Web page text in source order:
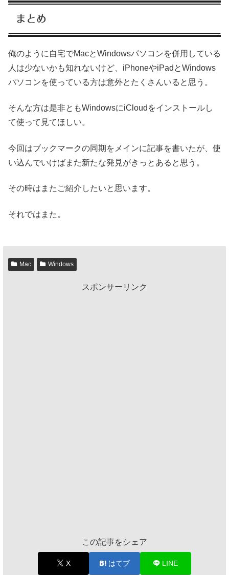
まとめ
俺のように自宅でMacとWindowsパソコンを併用している
人は少ないかも知れないけど、iPhoneやiPadとWindows
パソコンを使っている方は意外とたくさんいると思う。
そんな方は是非ともWindowsにiCloudをインストールし
て使って見てほしい。
今回はブックマークの同期をメインに記事を書いたが、使
い込んでいけばまた新たな発見がきっとあると思う。
その時はまたご紹介したいと思います。
それではまた。
Mac Windows
スポンサーリンク
この記事をシェア
X はてブ LINE